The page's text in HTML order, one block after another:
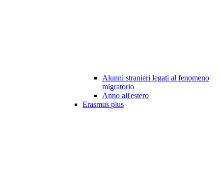
Alunni stranieri legati al fenomeno
migratorio
Anno all'estero
Erasmus plus